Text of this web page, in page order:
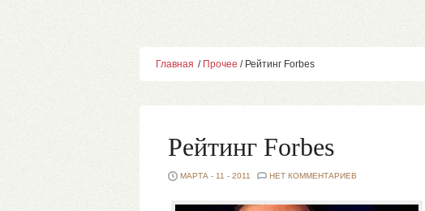
Главная / Прочее / Рейтинг Forbes
Рейтинг Forbes
МАРТА - 11 - 2011 НЕТ КОММЕНТАРИЕВ